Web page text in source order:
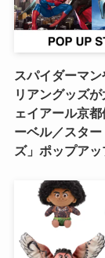
スパイダーマ
リアングッズ
ェイアール京
ーベル／スタ
ズ」ポップア